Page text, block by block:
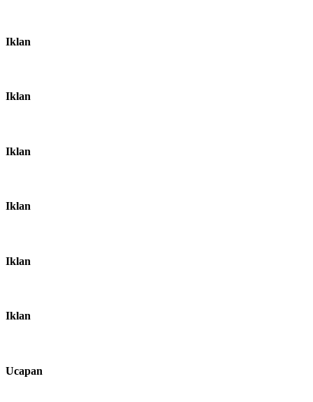
Iklan
Iklan
Iklan
Iklan
Iklan
Iklan
Ucapan